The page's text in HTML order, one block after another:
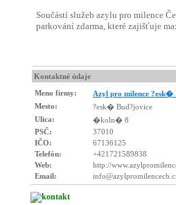
Kontaktné údaje
Meno firmy:
Azyl pro milence ?esk�
Mesto:
?esk� Bud?jovice
Ulica:
�koln� 8
PSČ:
37010
IČO:
67136125
Telefón:
+421721589838
Web:
http://
Email: